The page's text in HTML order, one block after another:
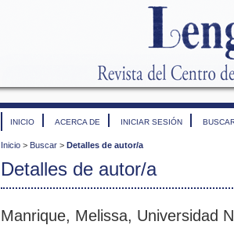
INICIO ACERCA DE INICIAR SESIÓN
Inicio > Buscar > Detalles de autor/a
Detalles de autor/a
Manrique, Melissa, Universidad